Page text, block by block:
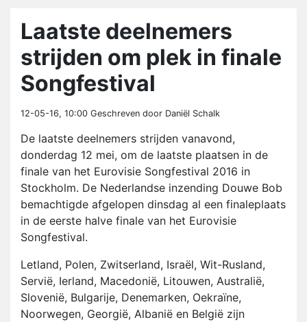
Laatste deelnemers
strijden om plek in finale
Songfestival
12-05-16, 10:00 Geschreven door Daniël Schalk
De laatste deelnemers strijden vanavond,
donderdag 12 mei, om de laatste plaatsen in de
finale van het Eurovisie Songfestival 2016 in
Stockholm. De Nederlandse inzending Douwe Bob
bemachtigde afgelopen dinsdag al een finaleplaats
in de eerste halve finale van het Eurovisie
Songfestival.
Letland, Polen, Zwitserland, Israël, Wit-Rusland,
Servië, Ierland, Macedonië, Litouwen, Australië,
Slovenië, Bulgarije, Denemarken, Oekraïne,
Noorwegen, Georgië, Albanië en België zijn